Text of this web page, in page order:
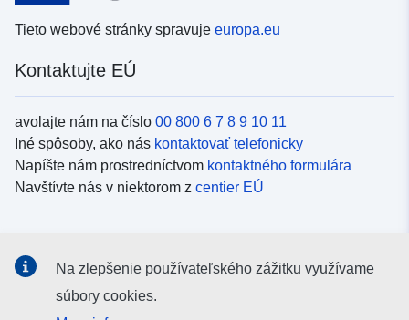
Tieto webové stránky spravuje europa.eu
Kontaktujte EÚ
avolajte nám na číslo 00 800 6 7 8 9 10 11
Iné spôsoby, ako nás kontaktovať telefonicky
Napíšte nám prostredníctvom kontaktného formulára
Navštívte nás v niektorom z centier EÚ
Kanály EÚ nasociálnych médiách
Na zlepšenie používateľského zážitku využívame
súbory cookies.